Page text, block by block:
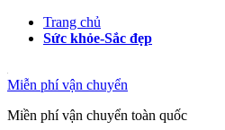
Trang chủ
Sức khỏe-Sắc đẹp
Miễn phí vận chuyển
Miền phí vận chuyển toàn quốc